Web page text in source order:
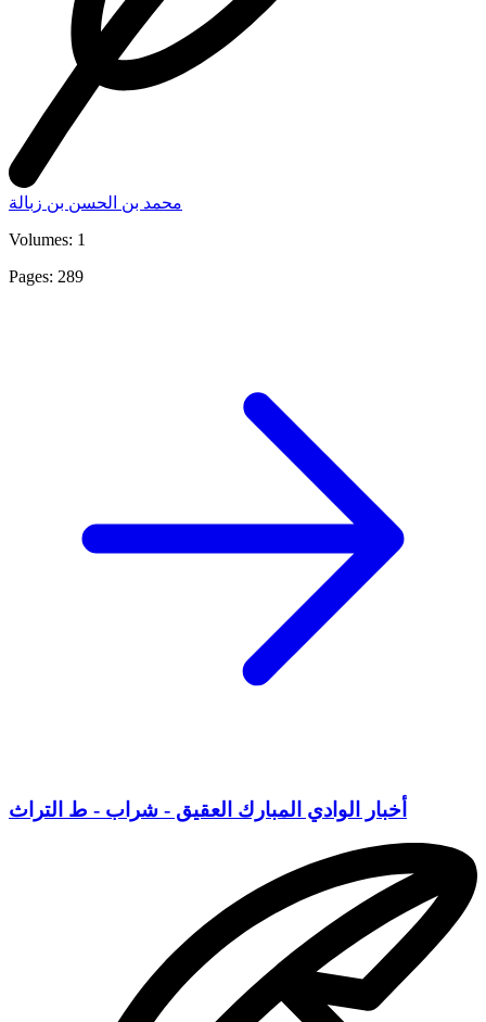
محمد بن الحسن بن زبالة
Volumes: 1
Pages: 289
أخبار الوادي المبارك العقيق - شراب - ط التراث